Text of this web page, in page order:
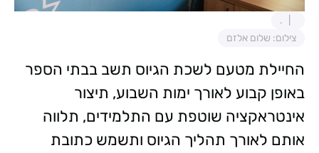
.
צילום: שלום אלזם
החיילת מטעם לשכת הגיוס תשב בבתי הספר
באופן קבוע לאורך ימות השבוע, תיצור
אינטראקציה שוטפת עם התלמידים, תלווה
אותם לאורך תהליך הגיוס ותשמש כתובת